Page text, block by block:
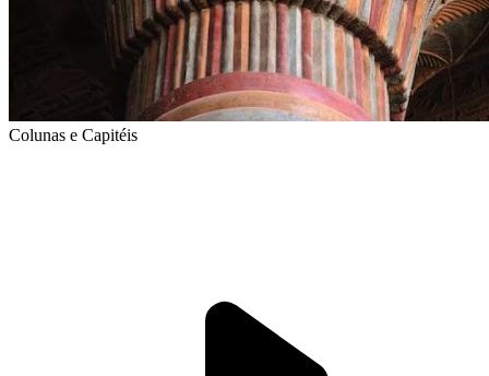
Colunas e Capitéis